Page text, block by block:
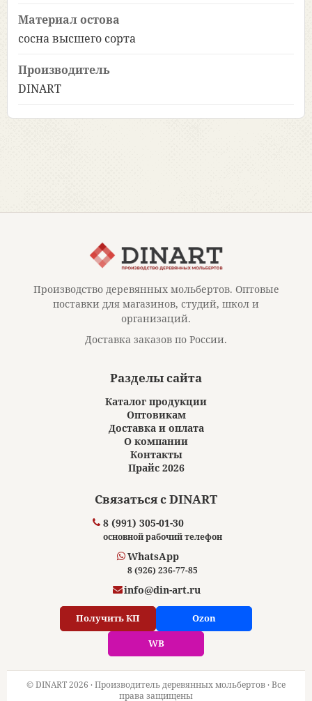
Материал остова
сосна высшего сорта
Производитель
DINART
Производство деревянных мольбертов. Оптовые
поставки для магазинов, студий, школ и
организаций.
Доставка заказов по России.
Разделы сайта
Каталог продукции
Оптовикам
Доставка и оплата
О компании
Контакты
Прайс 2026
Связаться с DINART
8 (991) 305-01-30
основной рабочий телефон
WhatsApp
8 (926) 236-77-85
info@din-art.ru
Получить КП
Ozon
WB
© DINART 2026 · Производитель деревянных мольбертов · Все
права защищены